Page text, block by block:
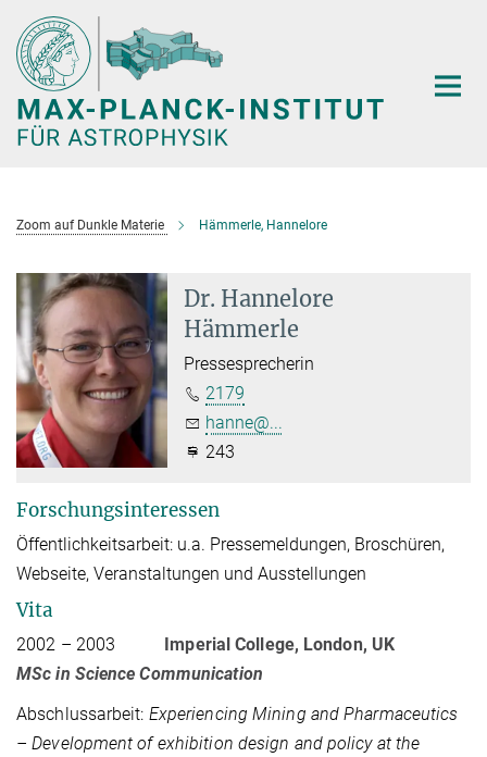
Hauptinhalt
Zoom auf Dunkle Materie Hämmerle, Hannelore
Dr. Hannelore
Hämmerle
Pressesprecherin
2179
hanne@...
243
Forschungsinteressen
Öffentlichkeitsarbeit: u.a. Pressemeldungen, Broschüren,
Webseite, Veranstaltungen und Ausstellungen
Vita
2002 – 2003
Imperial College, London, UK
MSc in Science Communication
Abschlussarbeit: Experiencing Mining and Pharmaceutics
– Development of exhibition design and policy at the